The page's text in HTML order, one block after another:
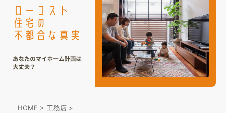
HOME > 工務店 >